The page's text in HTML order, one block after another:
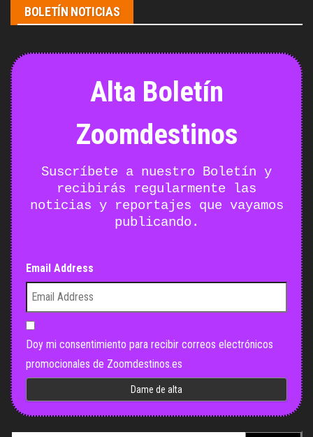
BOLETÍN NOTICIAS
Alta Boletín
Zoomdestinos
Suscríbete a nuestro Boletín y
recibirás regularmente las
noticias y reportajes que vayamos
publicando.
Email Address
Doy mi consentimiento para recibir correos electrónicos
promocionales de Zoomdestinos.es